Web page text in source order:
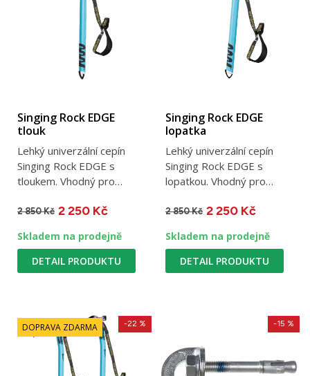
Singing Rock EDGE
tlouk
Lehký univerzální cepín
Singing Rock EDGE s
tloukem. Vhodný pro
cm,...
2 850 Kč 2 250 Kč
Skladem na prodejně
DETAIL PRODUKTU
Singing Rock EDGE
lopatka
Lehký univerzální cepín
Singing Rock EDGE s
lopatkou. Vhodný pro
cm,...
2 850 Kč 2 250 Kč
Skladem na prodejně
DETAIL PRODUKTU
DOPRAVA ZDARMA -22 % -15 %